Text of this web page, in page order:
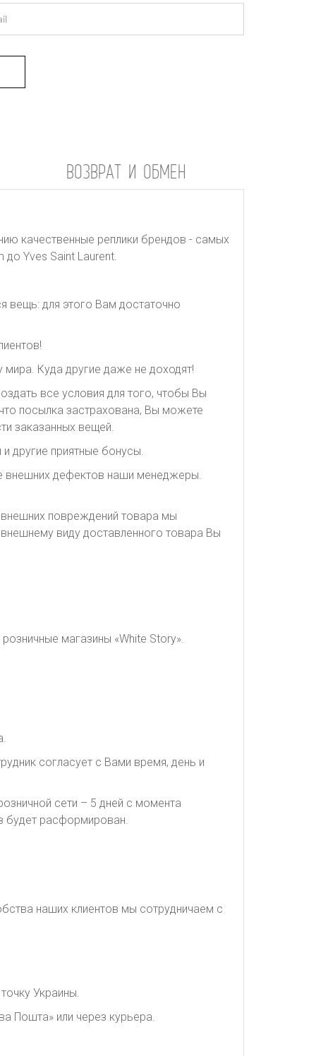
ВОЗВРАТ И ОБМЕН
качественные реплики брендов - самых
до Yves Saint Laurent.
вещь: для этого Вам достаточно
Куда другие даже не доходят!
все условия для того, чтобы Вы
посылка застрахована, Вы можете
заказанных вещей.
другие приятные бонусы.
внешних дефектов наши менеджеры.
внешних повреждений товара мы
виду доставленного товара Вы
магазины «White Story».
согласует с Вами время, день и
сети – 5 дней с момента
будет расформирован.
наших клиентов мы сотрудничаем с
Украины.
Пошта» или через курьера.